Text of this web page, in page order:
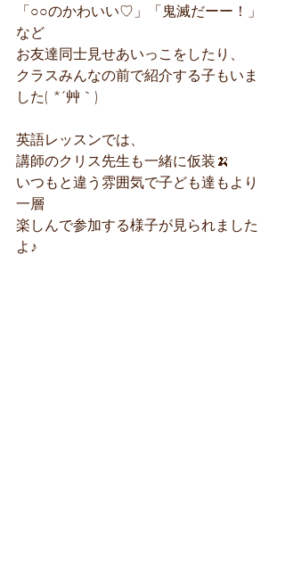
「○○のかわいい♡」「鬼滅だーー！」
など
お友達同士見せあいっこをしたり、
クラスみんなの前で紹介する子もいま
した( *´艸｀)
英語レッスンでは、
講師のクリス先生も一緒に仮装🍌
いつもと違う雰囲気で子ども達もより
一層
楽しんで参加する様子が見られました
よ♪